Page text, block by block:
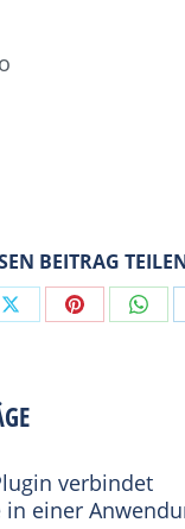
BEITRAG
Share Share
verbindet
in einer